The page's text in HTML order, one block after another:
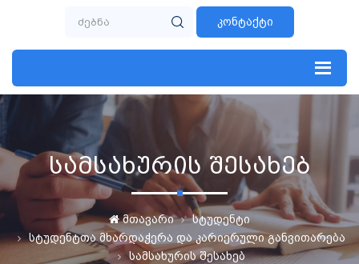
კონტაქტი
სამსახურის შესახებ
მთავარი
სტუდენტი
სტუდენტთა მხარდაჭერა და კარიერული განვითარება
სამსახურის შესახებ